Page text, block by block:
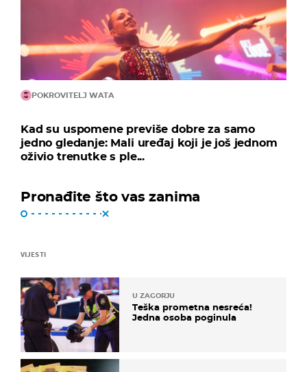
POKROVITELJ WATA
Kad su uspomene previše dobre za samo
jedno gledanje: Mali uređaj koji je još jednom
oživio trenutke s ple...
Pronađite što vas zanima
VIJESTI
U ZAGORJU
Teška prometna nesreća!
Jedna osoba poginula